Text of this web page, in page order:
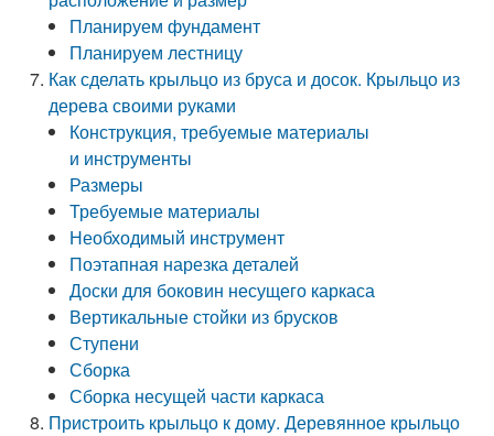
Планируем фундамент
Планируем лестницу
Как сделать крыльцо из бруса и досок. Крыльцо из
дерева своими руками
Конструкция, требуемые материалы
и инструменты
Размеры
Требуемые материалы
Необходимый инструмент
Поэтапная нарезка деталей
Доски для боковин несущего каркаса
Вертикальные стойки из брусков
Ступени
Сборка
Сборка несущей части каркаса
Пристроить крыльцо к дому. Деревянное крыльцо